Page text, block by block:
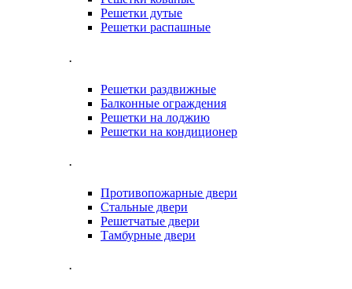
Решетки дутые
Решетки распашные
.
Решетки раздвижные
Балконные ограждения
Решетки на лоджию
Решетки на кондиционер
.
Противопожарные двери
Стальные двери
Решетчатые двери
Тамбурные двери
.